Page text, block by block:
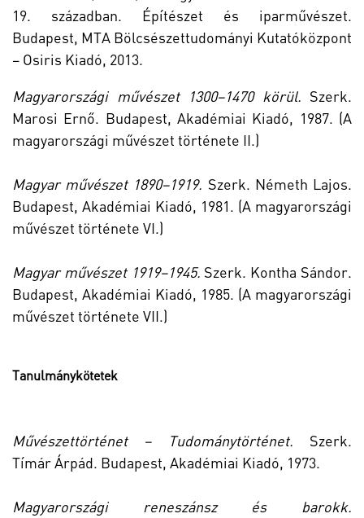
19. században. Építészet és iparművészet.
Budapest, MTA Bölcsészettudományi Kutatóközpont
– Osiris Kiadó, 2013.
Magyarországi művészet 1300–1470 körül. Szerk.
Marosi Ernő. Budapest, Akadémiai Kiadó, 1987. (A
magyarországi művészet története II.)
Magyar művészet 1890–1919. Szerk. Németh Lajos.
Budapest, Akadémiai Kiadó, 1981. (A magyarországi
művészet története VI.)
Magyar művészet 1919–1945. Szerk. Kontha Sándor.
Budapest, Akadémiai Kiadó, 1985. (A magyarországi
művészet története VII.)
Tanulmánykötetek
Művészettörténet – Tudománytörténet. Szerk.
Tímár Árpád. Budapest, Akadémiai Kiadó, 1973.
Magyarországi reneszánsz és barokk.